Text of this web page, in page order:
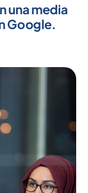
una media
Google.